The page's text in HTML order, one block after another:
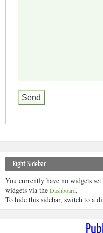
Right Sidebar
You currently have no widgets
widgets via the Dashboard.
To hide this sidebar, switch to a